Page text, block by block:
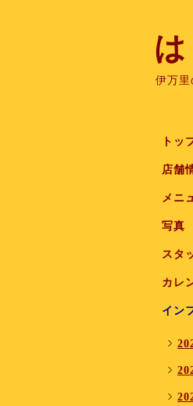
伊万里
トッ
店舗
メニ
写真
スタ
カレ
イン